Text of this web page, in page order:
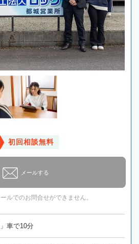
初回相談無料
メールする
ルでのお問合せができません。
車で10分